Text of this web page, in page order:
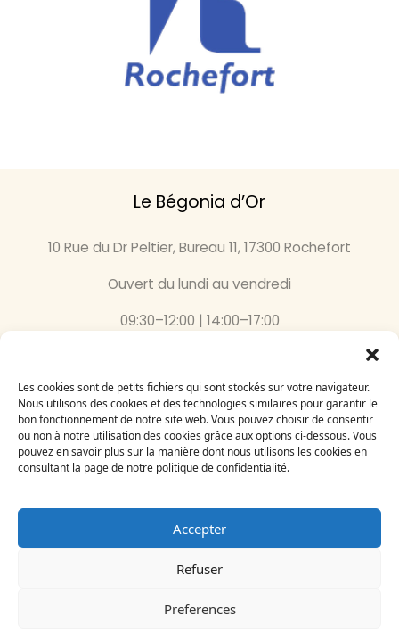
Les cookies sont de petits fichiers qui sont stockés sur votre navigateur.
Nous utilisons des cookies et des technologies similaires pour garantir le
bon fonctionnement de notre site web. Vous pouvez choisir de consentir
ou non à notre utilisation des cookies grâce aux options ci-dessous. Vous
pouvez en savoir plus sur la manière dont nous utilisons les cookies en
consultant la page de notre politique de confidentialité.
Accepter
Refuser
Preferences
Le Bégonia d’Or
10 Rue du Dr Peltier, Bureau 11, 17300 Rochefort
Ouvert du lundi au vendredi
09:30–12:00 | 14:00–17:00
Inscrivez-vous
à notre newsletter
Le Bégonia d’Or 2024
Création par